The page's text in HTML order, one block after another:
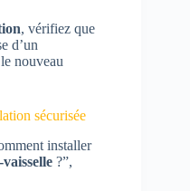
, vérifiez que
d’un
nouveau
sécurisée
installer
?”,